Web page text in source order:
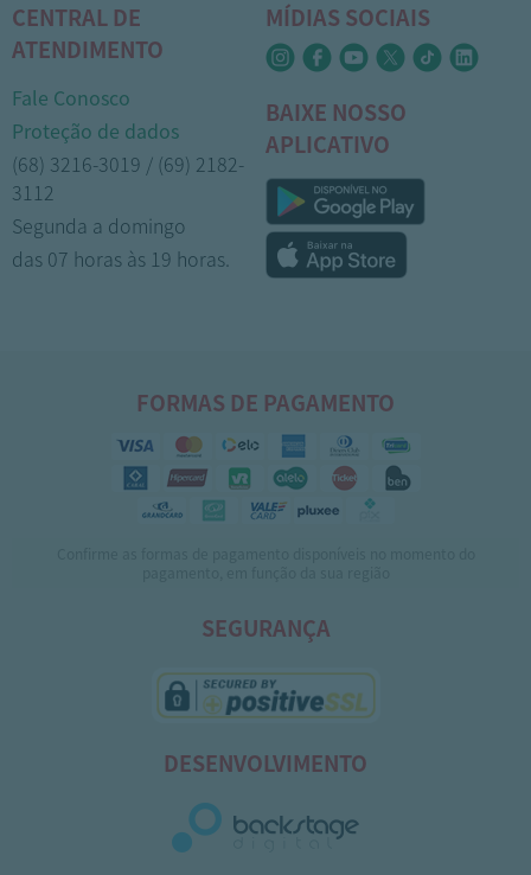
CENTRAL DE
ATENDIMENTO
Fale Conosco
Proteção de dados
(68) 3216-3019 / (69) 2182-
3112
Segunda a domingo
das 07 horas às 19 horas.
MÍDIAS SOCIAIS
BAIXE NOSSO
APLICATIVO
FORMAS DE PAGAMENTO
SEGURANÇA
DESENVOLVIMENTO